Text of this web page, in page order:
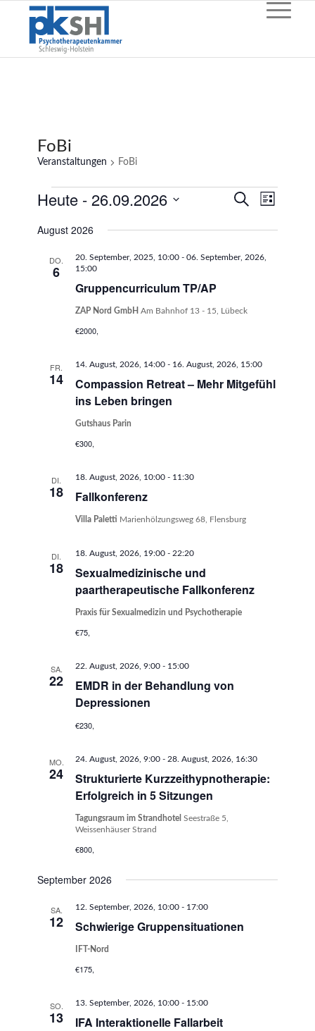
FoBi
Veranstaltungen FoBi
Veranstaltungen Suche
Liste
Heute - 26.09.2026
wählen.
August 2026
DO.
6
Gruppencurriculum TP/AP
20. September, 2025, 10:00 -06. September, 2026,
15:00
ZAP Nord GmbHAm Bahnhof 13 - 15, Lübeck
€2000,
FR.
14
Compassion Retreat – Mehr Mitgefühl
ins Leben bringen
14. August, 2026, 14:00 - 16. August, 2026, 15:00
Gutshaus Parin
€300,
DI.
18 Fallkonferenz
18. August, 2026, 10:00 - 11:30
Villa Paletti Marienhölzungsweg 68, Flensburg
DI.
18
Sexualmedizinische und
paartherapeutische Fallkonferenz
18. August, 2026, 19:00 - 22:20
Praxis für Sexualmedizin und Psychotherapie
€75,
SA.
22
EMDR in der Behandlung von
Depressionen
22. August, 2026, 9:00 - 15:00
€230,
MO.
24
Strukturierte Kurzzeithypnotherapie:
Erfolgreich in 5 Sitzungen
24. August, 2026, 9:00 - 28. August, 2026, 16:30
Tagungsraum im StrandhotelSeestraße 5,
Weissenhäuser Strand
€800,
September 2026
SA.
12 Schwierige Gruppensituationen
12. September, 2026, 10:00 - 17:00
IFT-Nord
€175,
SO.
13 IFA Interaktionelle Fallarbeit
13. September, 2026, 10:00 - 15:00